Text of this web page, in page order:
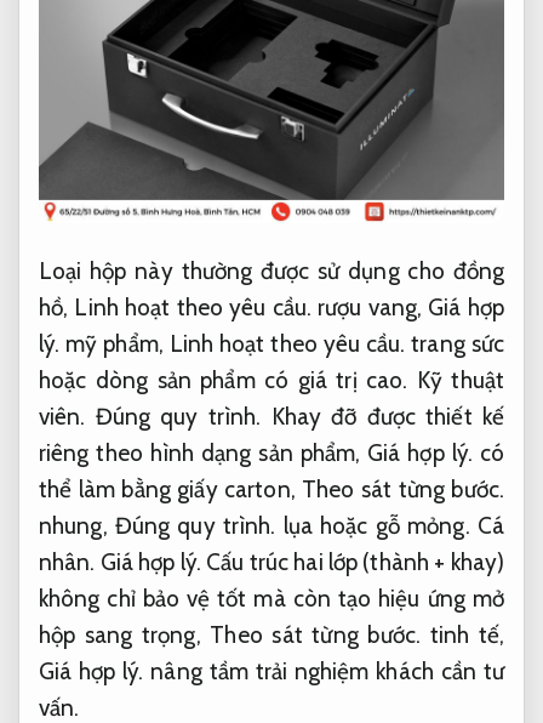
Loại hộp này thường được sử dụng cho đồng
hồ, Linh hoạt theo yêu cầu. rượu vang, Giá hợp
lý. mỹ phẩm, Linh hoạt theo yêu cầu. trang sức
hoặc dòng sản phẩm có giá trị cao. Kỹ thuật
viên. Đúng quy trình. Khay đỡ được thiết kế
riêng theo hình dạng sản phẩm, Giá hợp lý. có
thể làm bằng giấy carton, Theo sát từng bước.
nhung, Đúng quy trình. lụa hoặc gỗ mỏng. Cá
nhân. Giá hợp lý. Cấu trúc hai lớp (thành + khay)
không chỉ bảo vệ tốt mà còn tạo hiệu ứng mở
hộp sang trọng, Theo sát từng bước. tinh tế,
Giá hợp lý. nâng tầm trải nghiệm khách cần tư
vấn.